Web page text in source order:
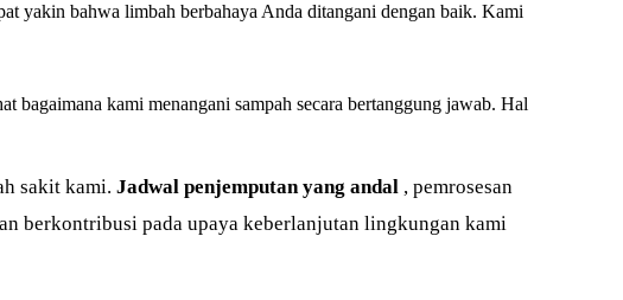
yakin bahwa limbah berbahaya Anda ditangani dengan baik. Kami
kami menangani sampah secara bertanggung jawab. Hal
sakit kami. Jadwal penjemputan yang andal , pemrosesan
berkontribusi pada upaya keberlanjutan lingkungan kami